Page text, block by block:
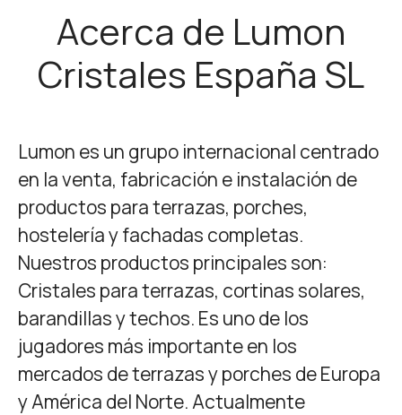
Acerca de Lumon
Cristales España SL
Lumon es un grupo internacional centrado
en la venta, fabricación e instalación de
productos para terrazas, porches,
hostelería y fachadas completas.
Nuestros productos principales son:
Cristales para terrazas, cortinas solares,
barandillas y techos. Es uno de los
jugadores más importante en los
mercados de terrazas y porches de Europa
y América del Norte. Actualmente